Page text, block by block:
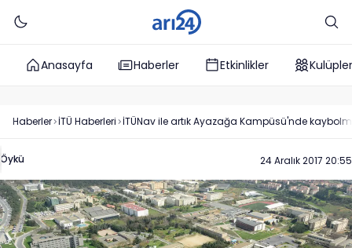
Anasayfa Haberler Etkinlikler Kulüpler
Haberler İTÜ Haberleri İTÜNav ile artık Ayazağa Kampüsü'nde
Öykü 24 Aralık 2017 20:55